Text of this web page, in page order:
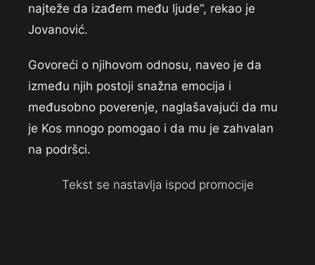
najteže da izađem među ljude“, rekao je
Jovanović.
Govoreći o njihovom odnosu, naveo je da
između njih postoji snažna emocija i
međusobno poverenje, naglašavajući da mu
je Kos mnogo pomogao i da mu je zahvalan
na podršci.
Tekst se nastavlja ispod promocije